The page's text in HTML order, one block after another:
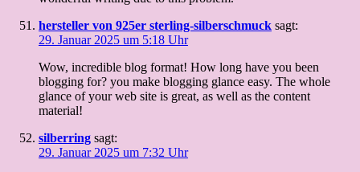
hersteller von 925er sterling-silberschmuck sagt:
29. Januar 2025 um 5:18 Uhr
Wow, incredible blog format! How long have you been
blogging for? you make blogging glance easy. The whole
glance of your web site is great, as well as the content
material!
silberring sagt:
29. Januar 2025 um 7:32 Uhr